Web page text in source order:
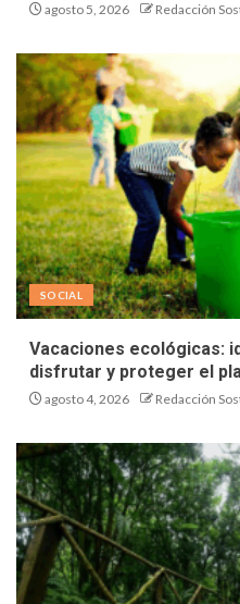
agosto 5, 2026 Redacción
SOCIAL
Vacaciones ecológicas:
disfrutar y proteger el
agosto 4, 2026 Redacción